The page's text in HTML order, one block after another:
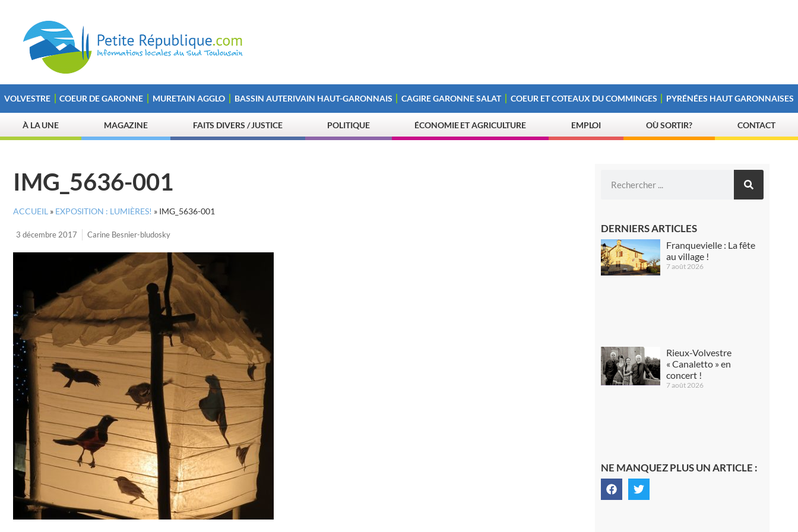
VOLVESTRE COEUR DE GARONNE MURETAIN AGGLO BASSIN AUTERIVAIN HAUT-GARONNAIS CAGIRE GARONNE SALAT COEUR ET COTEAUX DU COMMINGES PYRÉNÉES HAUT GARONNAISES
À LA UNE MAGAZINE FAITS DIVERS / JUSTICE POLITIQUE ÉCONOMIE ET AGRICULTURE EMPLOI OÙ SORTIR? CONTACT
IMG_5636-001
ACCUEIL » EXPOSITION : LUMIÈRES! » IMG_5636-001
3 décembre 2017 Carine Besnier-bludosky DERNIERS ARTICLES
Franquevielle : La fête
au village !
7 août 2026
Rieux-Volvestre
« Canaletto » en
concert !
7 août 2026
NE MANQUEZ PLUS UN ARTICLE :